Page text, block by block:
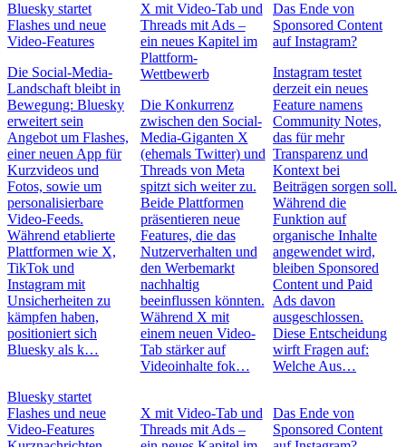
Bluesky startet
Flashes und neue
Video-Features
Die Social-Media-
Landschaft bleibt in
Bewegung: Bluesky
erweitert sein
Angebot um Flashes,
einer neuen App für
Kurzvideos und
Fotos, sowie um
personalisierbare
Video-Feeds.
Während etablierte
Plattformen wie X,
TikTok und
Instagram mit
Unsicherheiten zu
kämpfen haben,
positioniert sich
Bluesky als k…
Bluesky startet
Flashes und neue
Video-Features
X mit Video-Tab und
Threads mit Ads –
ein neues Kapitel im
Plattform-
Wettbewerb
Die Konkurrenz
zwischen den Social-
Media-Giganten X
(ehemals Twitter) und
Threads von Meta
spitzt sich weiter zu.
Beide Plattformen
präsentieren neue
Features, die das
Nutzerverhalten und
den Werbemarkt
nachhaltig
beeinflussen könnten.
Während X mit
einem neuen Video-
Tab stärker auf
Videoinhalte fok…
X mit Video-Tab und
Threads mit Ads –
Das Ende von
Sponsored Content
auf Instagram?
Instagram testet
derzeit ein neues
Feature namens
Community Notes,
das für mehr
Transparenz und
Kontext bei
Beiträgen sorgen soll.
Während die
Funktion auf
organische Inhalte
angewendet wird,
bleiben Sponsored
Content und Paid
Ads davon
ausgeschlossen.
Diese Entscheidung
wirft Fragen auf:
Welche Aus…
Das Ende von
Sponsored Content